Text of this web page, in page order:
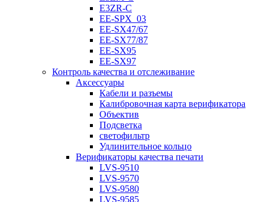
E3ZR-C
EE-SPX_03
EE-SX47/67
EE-SX77/87
EE-SX95
EE-SX97
Контроль качества и отслеживание
Аксессуары
Кабели и разъемы
Калибровочная карта верификатора
Объектив
Подсветка
светофильтр
Удлинительное кольцо
Верификаторы качества печати
LVS-9510
LVS-9570
LVS-9580
LVS-9585